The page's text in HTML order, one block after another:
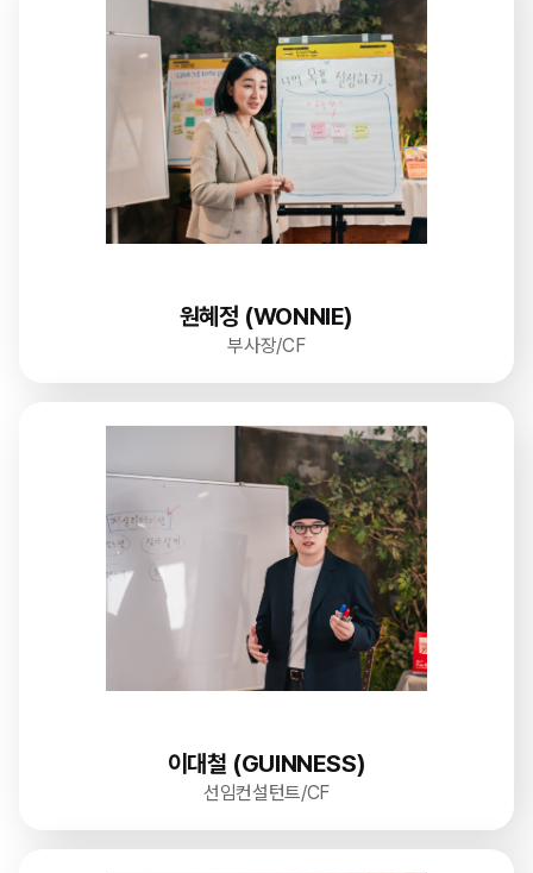
원혜정 (WONNIE)
부사장/CF
이대철 (GUINNESS)
선임컨설턴트/CF